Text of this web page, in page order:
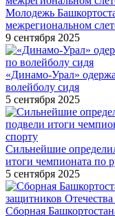
Молодежь
межрегиональном
9 сентября 2025
«Динамо-Урал»
волейболу сидя
5 сентября 2025
Сильнейшие
итоги чемпионата по
5 сентября 2025
Сборная